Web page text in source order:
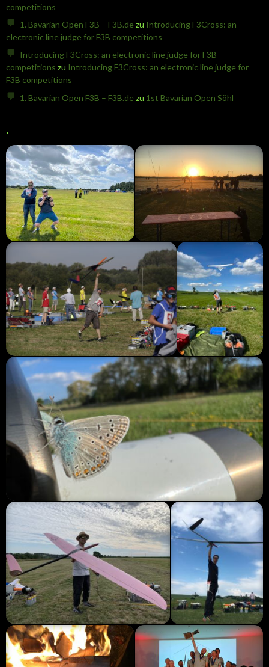
competitions
1. Bavarian Open F3B – F3B.de zu Introducing F3Cross: an
electronic line judge for F3B competitions
Introducing F3Cross: an electronic line judge for F3B
competitions zu Introducing F3Cross: an electronic line judge for
F3B competitions
1. Bavarian Open F3B – F3B.de zu 1st Bavarian Open Söhl
.